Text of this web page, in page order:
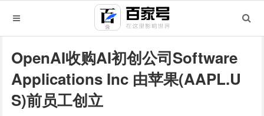
OpenAI收购AI初创公司Software
Applications Inc 由苹果(AAPL.U
S)前员工创立